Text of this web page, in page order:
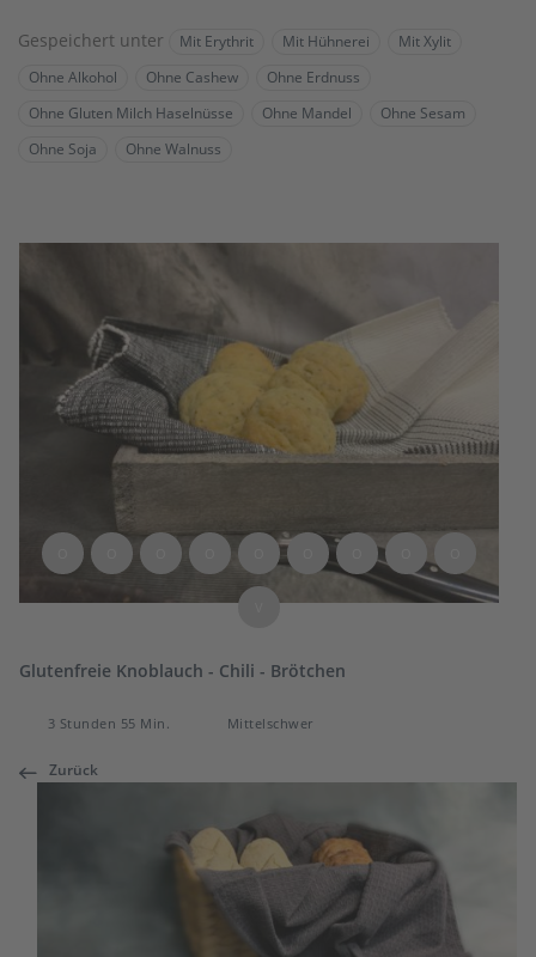
Gespeichert unter Mit Erythrit Mit Hühnerei
Mit Xylit
Ohne Alkohol
Ohne Cashew
Ohne Erdnuss
Ohne Gluten Milch Haselnüsse
Ohne Mandel
Ohne Sesam
Ohne Soja
Ohne Walnuss
Glutenfreie Knoblauch - Chili - Brötchen
3 Stunden 55 Min. Mittelschwer
Zurück